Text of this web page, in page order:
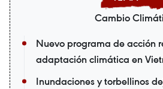
Cambio
Nuevo programa de acción
adaptación climática en
Inundaciones y torbellinos